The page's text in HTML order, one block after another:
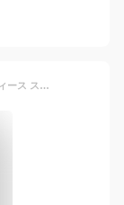
スノーボードウェア スキーウェア メンズ レディース ストレッチジャケット ボードウェア ジャケット スノボウェア スノボ ウェア スノーボード スノボー スキー スノボーウェア スノーウェア ウエア おしゃれ 大きいサイズ 激安 age-775ST